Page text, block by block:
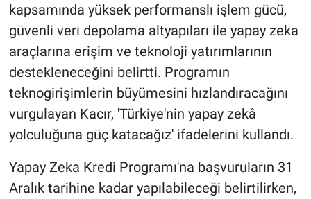
kapsamında yüksek performanslı işlem gücü,
güvenli veri depolama altyapıları ile yapay zeka
araçlarına erişim ve teknoloji yatırımlarının
destekleneceğini belirtti. Programın
teknogirişimlerin büyümesini hızlandıracağını
vurgulayan Kacır, 'Türkiye'nin yapay zekâ
yolculuğuna güç katacağız' ifadelerini kullandı.
Yapay Zeka Kredi Programı'na başvuruların 31
Aralık tarihine kadar yapılabileceği belirtilirken,